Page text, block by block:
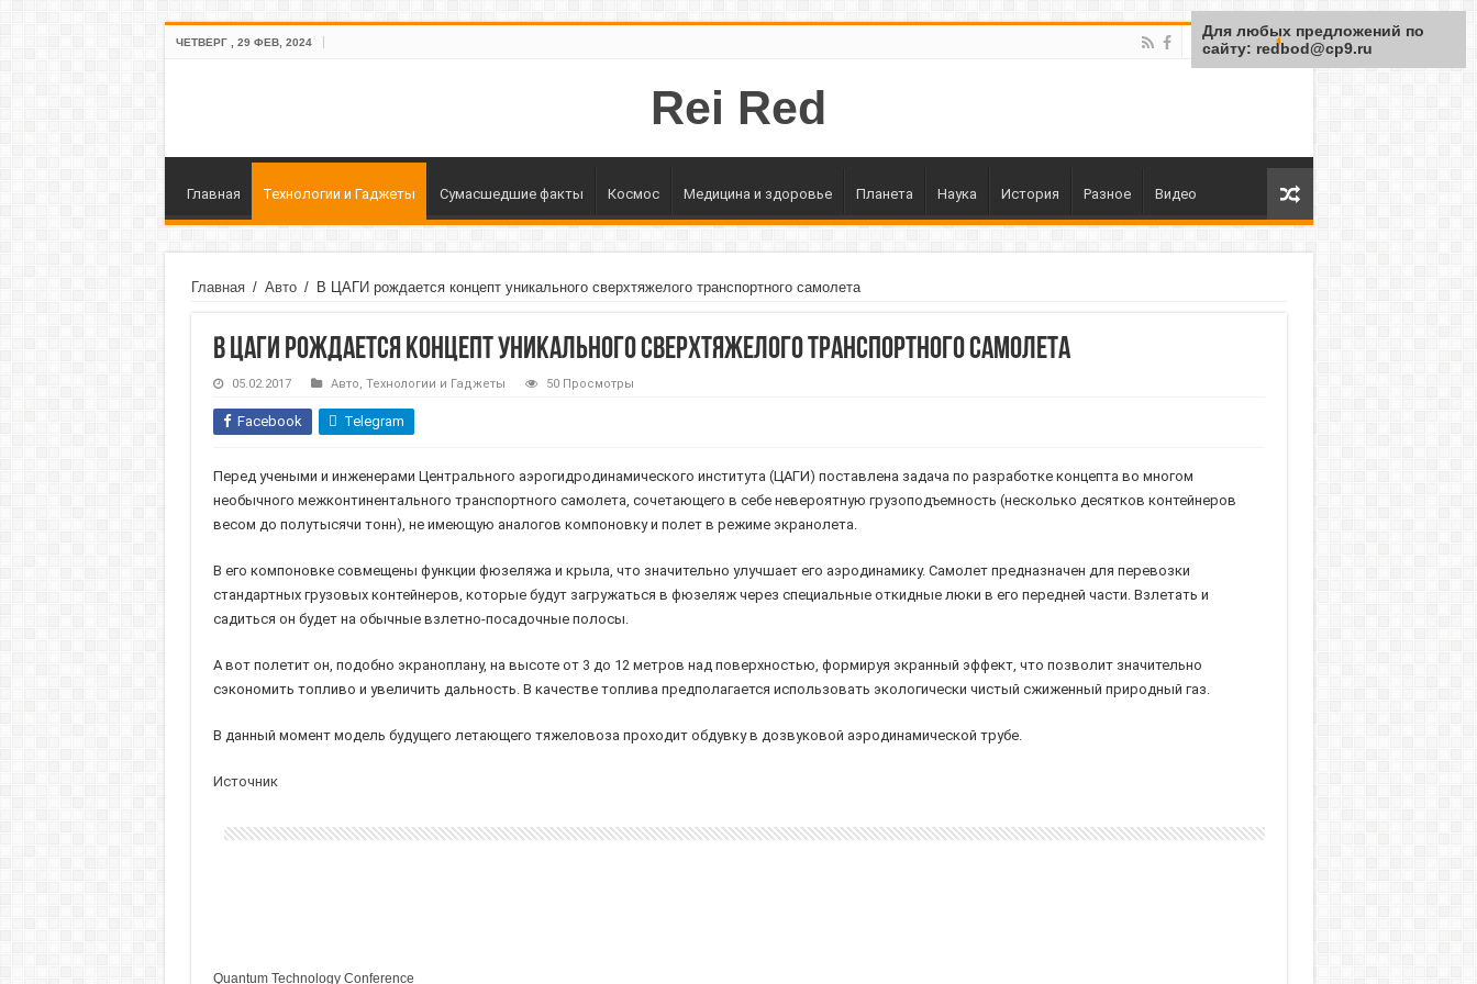
ЧЕТВЕРГ , 29 ФЕВ, 2024
Rei Red
Главная Технологии и Гаджеты Сумасшедшие факты Космос Медицина и здоровье Планета Наука История Разное Видео
Главная / Авто / В ЦАГИ рождается концепт уникального сверхтяжелого транспортного самолета
В ЦАГИ рождается концепт уникального сверхтяжелого транспортного самолета
05.02.2017 Авто, Технологии и Гаджеты 50 Просмотры
Facebook Telegram
Перед учеными и инженерами Центрального аэрогидродинамического института (ЦАГИ) поставлена задача по разработке концепта во многом
необычного межконтинентального транспортного самолета, сочетающего в себе невероятную грузоподъемность (несколько десятков контейнеров
весом до полутысячи тонн), не имеющую аналогов компоновку и полет в режиме экранолета.
В его компоновке совмещены функции фюзеляжа и крыла, что значительно улучшает его аэродинамику. Самолет предназначен для перевозки
стандартных грузовых контейнеров, которые будут загружаться в фюзеляж через специальные откидные люки в его передней части. Взлетать и
садиться он будет на обычные взлетно-посадочные полосы.
А вот полетит он, подобно экраноплану, на высоте от 3 до 12 метров над поверхностью, формируя экранный эффект, что позволит значительно
сэкономить топливо и увеличить дальность. В качестве топлива предполагается использовать экологически чистый сжиженный природный газ.
В данный момент модель будущего летающего тяжеловоза проходит обдувку в дозвуковой аэродинамической трубе.
Источник
Quantum Technology Conference
Для любых предложений по
сайту: redbod@cp9.ru